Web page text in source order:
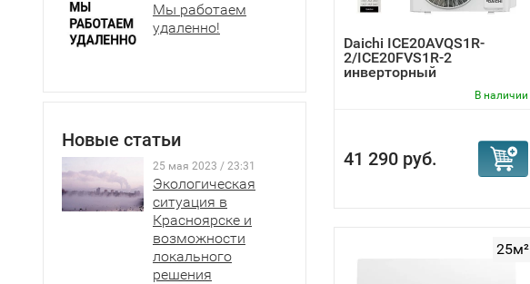
Мы работаем
удаленно!
Новые статьи
25 мая 2023 / 23:31
Экологическая
ситуация в
Красноярске и
возможности
локального
решения
Daichi ICE20AVQS1R-
2/ICE20FVS1R-2
инверторный
В наличии
41 290 руб.
25м²